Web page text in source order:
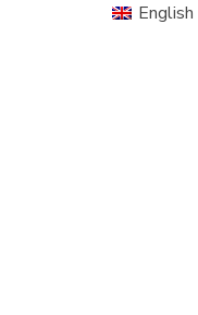
English